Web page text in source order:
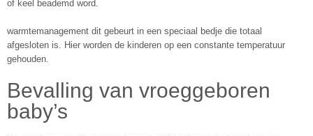
of keel beademd word.
warmtemanagement dit gebeurt in een speciaal bedje die totaal
afgesloten is. Hier worden de kinderen op een constante temperatuur
gehouden.
Bevalling van vroeggeboren
baby’s